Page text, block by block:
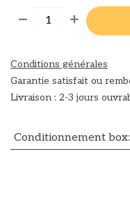
Conditions générales
Garantie satisfait ou
Livraison : 2-3 jours
Conditionnement box: